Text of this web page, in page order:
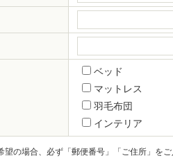
ベッド
マットレス
羽毛布団
インテリア
望の場合、必ず「郵便番号」「ご住所」をご